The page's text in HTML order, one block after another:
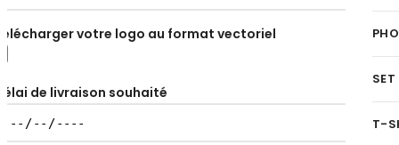
votre logo au format vectoriel
de livraison souhaité
T-